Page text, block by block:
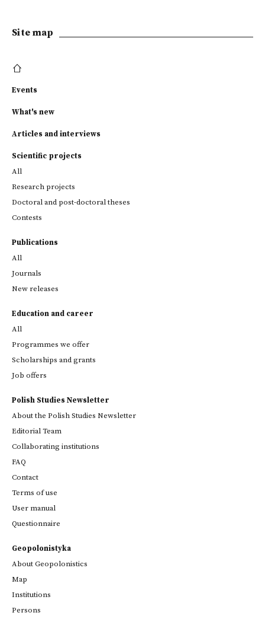
Site map
Events
What's new
Articles and interviews
Scientific projects
All
Research projects
Doctoral and post-doctoral theses
Contests
Publications
All
Journals
New releases
Education and career
All
Programmes we offer
Scholarships and grants
Job offers
Polish Studies Newsletter
About the Polish Studies Newsletter
Editorial Team
Collaborating institutions
FAQ
Contact
Terms of use
User manual
Questionnaire
Geopolonistyka
About Geopolonistics
Map
Institutions
Persons